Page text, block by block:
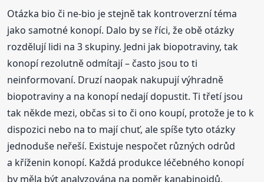
Otázka bio či ne-bio je stejně tak kontroverzní téma
jako samotné konopí. Dalo by se říci, že obě otázky
rozdělují lidi na 3 skupiny. Jedni jak biopotraviny, tak
konopí rezolutně odmítají – často jsou to ti
neinformovaní. Druzí naopak nakupují výhradně
biopotraviny a na konopí nedají dopustit. Ti třetí jsou
tak někde mezi, občas si to či ono koupí, protože je to k
dispozici nebo na to mají chuť, ale spíše tyto otázky
jednoduše neřeší. Existuje nespočet různých odrůd
a kříženin konopí. Každá produkce léčebného konopí
by měla být analyzována na poměr kanabinoidů,